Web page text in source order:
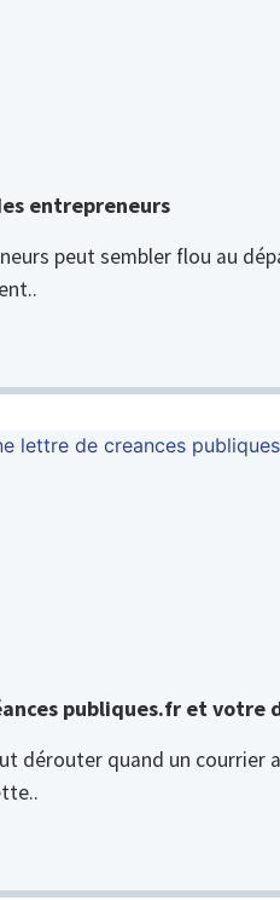
entrepreneurs
peut sembler flou au
publiques.fr et votre
dérouter quand un courrier